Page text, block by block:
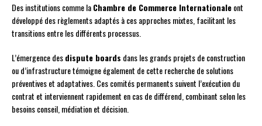
Des institutions comme laChambre de Commerce Internationaleont
développé des règlements adaptés à ces approches mixtes, facilitant les
transitions entre les différents processus.
L’émergence desdispute boards dans les grands projets de construction
ou d’infrastructure témoigne également de cette recherche de solutions
préventives et adaptatives. Ces comités permanents suivent l’exécution du
contrat et interviennent rapidement en cas de différend, combinant selon les
besoins conseil, médiation et décision.